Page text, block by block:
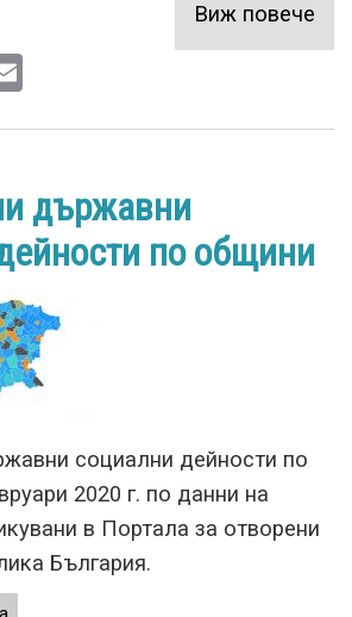
Виж повече
държавни
по общини
социални дейности по
2020 г. по данни на
в Портала за отворени
България.